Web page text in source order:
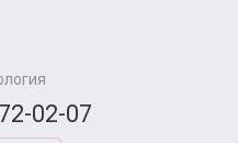
02-07